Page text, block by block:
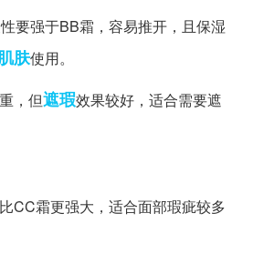
要强于BB霜，容易推开，且保湿
肤使用。
，但遮瑕效果较好，适合需要遮
CC霜更强大，适合面部瑕疵较多